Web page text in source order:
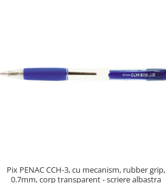
Pix PENAC CCH-3, cu mecanism, rubber grip,
0.7mm, corp transparent - scriere albastra